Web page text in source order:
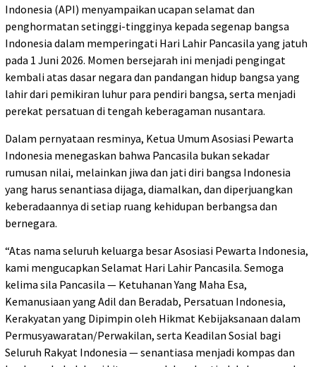
Indonesia (API) menyampaikan ucapan selamat dan
penghormatan setinggi-tingginya kepada segenap bangsa
Indonesia dalam memperingati Hari Lahir Pancasila yang jatuh
pada 1 Juni 2026. Momen bersejarah ini menjadi pengingat
kembali atas dasar negara dan pandangan hidup bangsa yang
lahir dari pemikiran luhur para pendiri bangsa, serta menjadi
perekat persatuan di tengah keberagaman nusantara.
Dalam pernyataan resminya, Ketua Umum Asosiasi Pewarta
Indonesia menegaskan bahwa Pancasila bukan sekadar
rumusan nilai, melainkan jiwa dan jati diri bangsa Indonesia
yang harus senantiasa dijaga, diamalkan, dan diperjuangkan
keberadaannya di setiap ruang kehidupan berbangsa dan
bernegara.
“Atas nama seluruh keluarga besar Asosiasi Pewarta Indonesia,
kami mengucapkan Selamat Hari Lahir Pancasila. Semoga
kelima sila Pancasila — Ketuhanan Yang Maha Esa,
Kemanusiaan yang Adil dan Beradab, Persatuan Indonesia,
Kerakyatan yang Dipimpin oleh Hikmat Kebijaksanaan dalam
Permusyawaratan/Perwakilan, serta Keadilan Sosial bagi
Seluruh Rakyat Indonesia — senantiasa menjadi kompas dan